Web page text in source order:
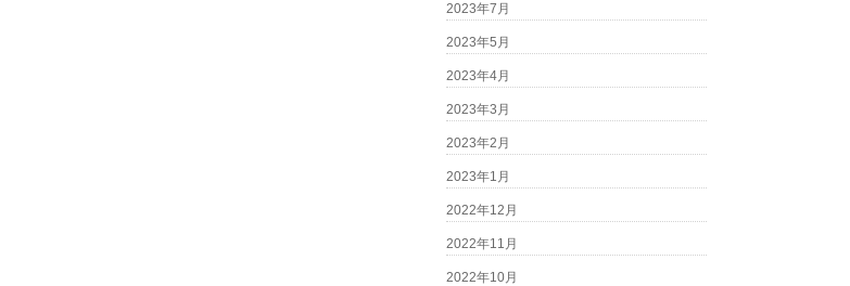
2023年7月
2023年5月
2023年4月
2023年3月
2023年2月
2023年1月
2022年12月
2022年11月
2022年10月